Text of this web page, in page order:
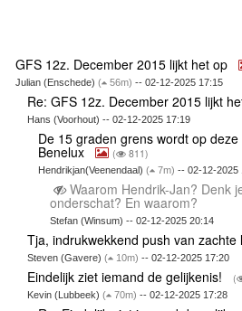
GFS 12z. December 2015 lijkt het op
Julian (Enschede) ( 56m) -- 02-12-2025 17:15
Re: GFS 12z. December 2015 lijkt
Hans (Voorhout) -- 02-12-2025 17:19
De 15 graden grens wordt op
Benelux ( 811)
Hendrikjan(Veenendaal)( 7m) -- 02-12-2025
Waarom Hendrik-Jan? Denk
onderschat? En waarom?
Stefan (Winsum) -- 02-12-2025 20:14
Tja, indrukwekkend push van zachte
Steven (Gavere) ( 10m) -- 02-12-2025 17:20
Eindelijk ziet iemand de gelijkenis! (
Kevin (Lubbeek) ( 70m) -- 02-12-2025 17:28